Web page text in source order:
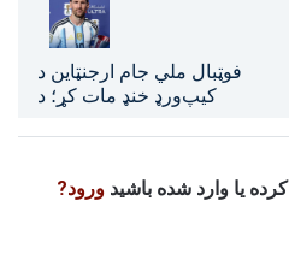
فوټبال ملي جام ارجنټاین د
کیپ‌ورډ خنډ مات کړ؛ د
ځان ورساوه
یا وارد شده باشیدورود?